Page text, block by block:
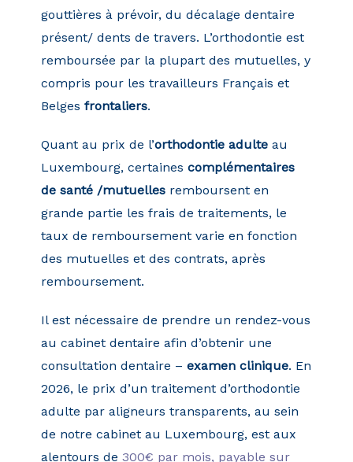
gouttières à prévoir, du décalage dentaire
présent/ dents de travers. L’orthodontie est
remboursée par la plupart des mutuelles, y
compris pour les travailleurs Français et
Belges frontaliers.
Quant au prix de l’orthodontie adulte au
Luxembourg, certaines complémentaires
de santé /mutuelles remboursent en
grande partie les frais de traitements, le
taux de remboursement varie en fonction
des mutuelles et des contrats, après
remboursement.
Il est nécessaire de prendre un rendez-vous
au cabinet dentaire afin d’obtenir une
consultation dentaire – examen clinique. En
2026, le prix d’un traitement d’orthodontie
adulte par aligneurs transparents, au sein
de notre cabinet au Luxembourg, est aux
alentours de 300€ par mois, payable sur